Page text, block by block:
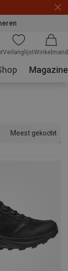
VerlanglijstWinkelmand
Magazine
Meest gekocht